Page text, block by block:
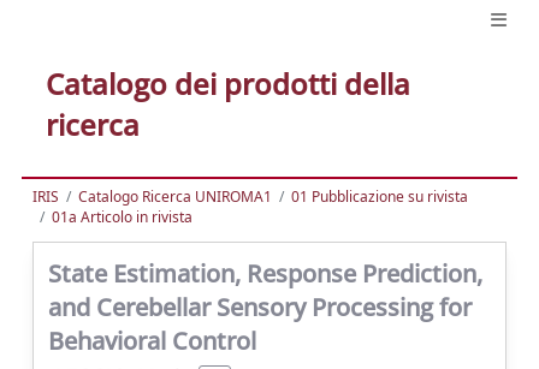
Catalogo dei prodotti della
ricerca
IRIS Catalogo Ricerca UNIROMA1
01 Pubblicazione su rivista
01a Articolo in rivista
State Estimation, Response Prediction,
and Cerebellar Sensory Processing for
Behavioral Control